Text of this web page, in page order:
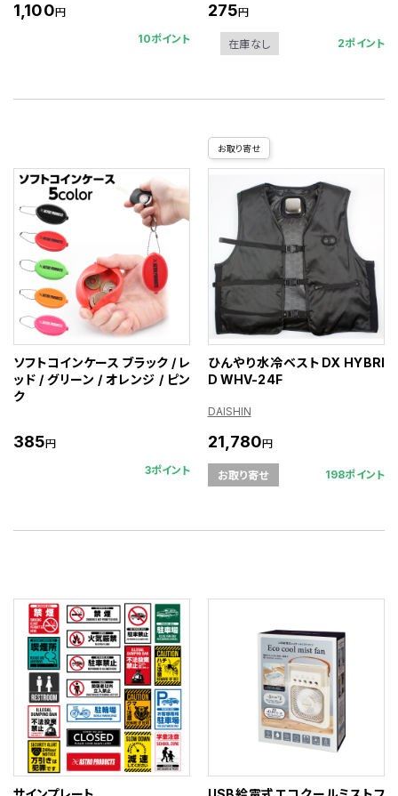
1,100円
10ポイント
275円
在庫なし 2ポイント
ソフトコインケース ブラック / レ
ッド / グリーン / オレンジ / ピン
ク
385円
3ポイント
お取り寄せ
ひんやり水冷ベストDX HYBRI
D WHV-24F
DAISHIN
21,780円
お取り寄せ 198ポイント